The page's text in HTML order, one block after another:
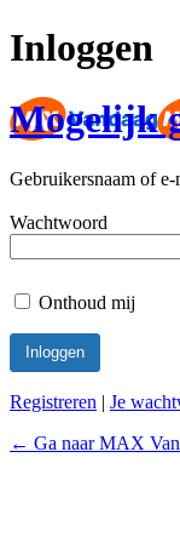
Inloggen
Mogelijk
Gebruikersnaam of e-
Wachtwoord
Onthoud mij
Registreren | Je
← Ga naar MAX